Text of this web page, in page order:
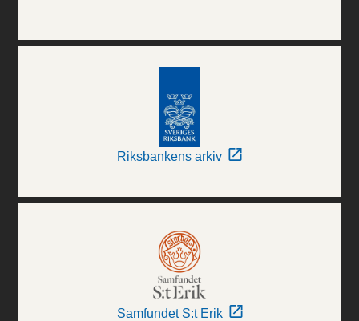
Riksbankens arkiv
Samfundet S:t Erik